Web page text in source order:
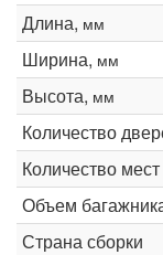
Длина, мм
Ширина, мм
Высота, мм
Количество
Количество мест
Объем
Страна сборки